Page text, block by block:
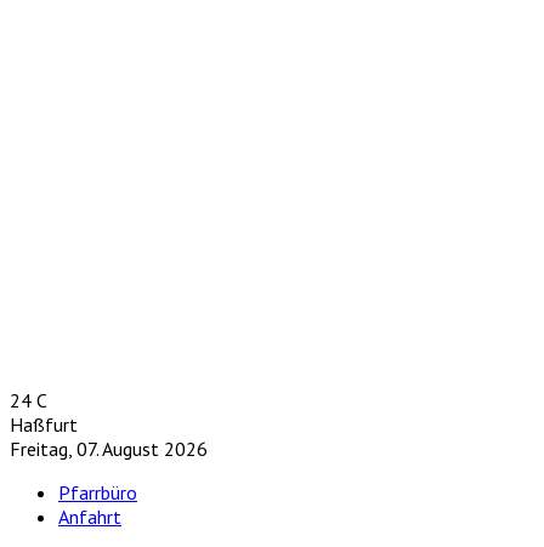
24 C
Haßfurt
Freitag, 07. August 2026
Pfarrbüro
Anfahrt